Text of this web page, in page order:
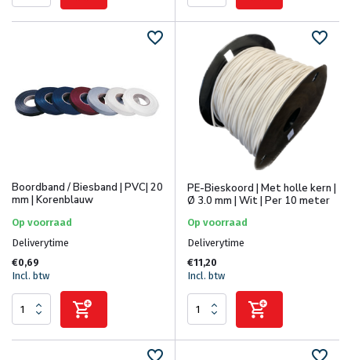
Boordband / Biesband | PVC| 20
mm | Korenblauw
Op voorraad
Deliverytime
€0,69
Incl. btw
PE-Bieskoord | Met holle kern |
Ø 3.0 mm | Wit | Per 10 meter
Op voorraad
Deliverytime
€11,20
Incl. btw